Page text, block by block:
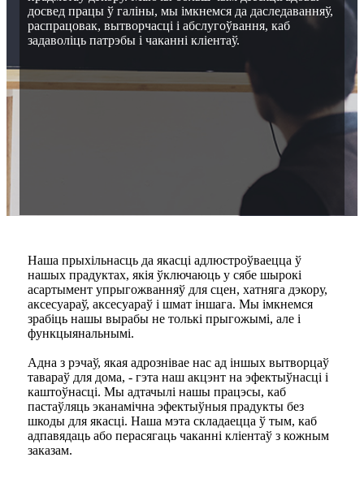
досвед працы ў галіны, мы імкнемся да даследаванняў,
распрацовак, вытворчасці і абслугоўвання, каб
задаволіць патрэбы і чаканні кліентаў.
Наша прыхільнасць да якасці адлюстроўваецца ў
нашых прадуктах, якія ўключаюць у сябе шырокі
асартымент упрыгожванняў для сцен, хатняга дэкору,
аксесуараў, аксесуараў і шмат іншага. Мы імкнемся
зрабіць нашы вырабы не толькі прыгожымі, але і
функцыянальнымі.
Адна з рэчаў, якая адрознівае нас ад іншых вытворцаў
тавараў для дома, - гэта наш акцэнт на эфектыўнасці і
каштоўнасці. Мы адтачылі нашы працэсы, каб
пастаўляць эканамічна эфектыўныя прадукты без
шкоды для якасці. Наша мэта складаецца ў тым, каб
адпавядаць або перасягаць чаканні кліентаў з кожным
заказам.